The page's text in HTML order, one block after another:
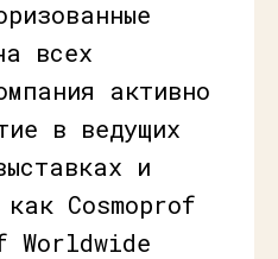
всех
активно
в ведущих
и
Cosmoprof
Worldwide